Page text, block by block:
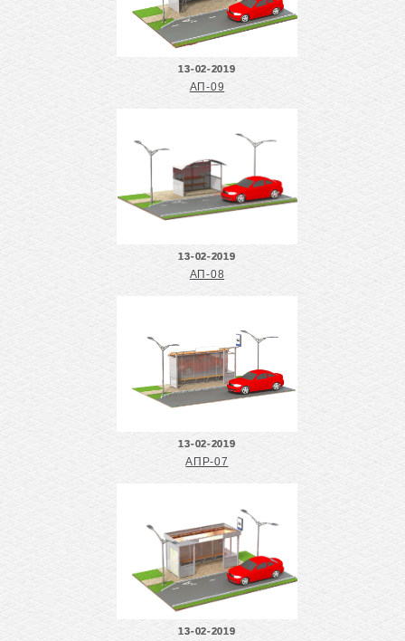
13-02-2019
АП-09
13-02-2019
АП-08
13-02-2019
АПР-07
13-02-2019